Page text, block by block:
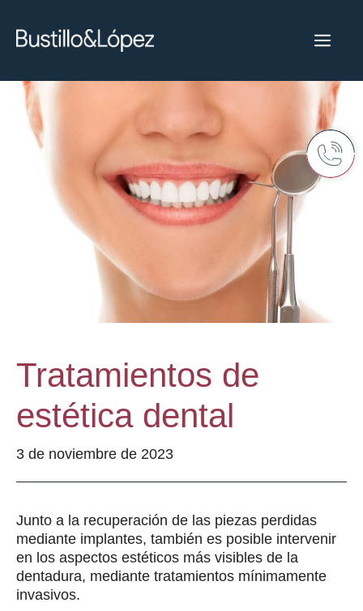
Tratamientos de
estética dental
3 de noviembre de 2023
Junto a la recuperación de las piezas perdidas
mediante implantes, también es posible intervenir
en los aspectos estéticos más visibles de la
dentadura, mediante tratamientos mínimamente
invasivos.